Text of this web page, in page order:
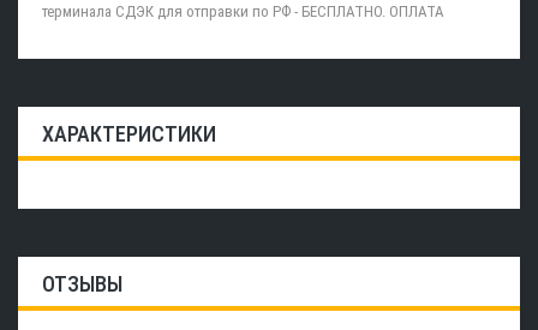
терминала СДЭК для отправки по РФ - БЕСПЛАТНО. ОПЛАТА
ХАРАКТЕРИСТИКИ
ОТЗЫВЫ